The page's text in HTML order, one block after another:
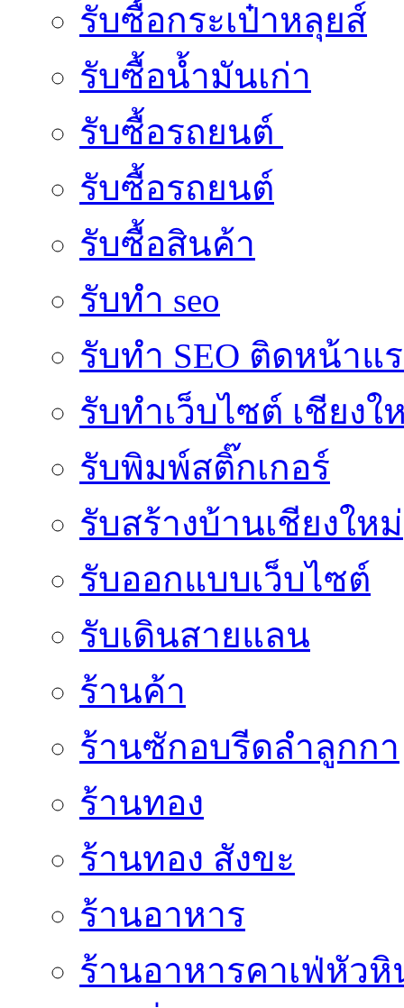
รับซื้อกระเป๋าหลุยส์
รับซื้อน้ำมันเก่า
รับซื้อรถยนต์
รับซื้อรถยนต์
รับซื้อสินค้า
รับทำ seo
รับทำ SEO ติดหน้าแ
รับทำเว็บไซต์ เชียงใ
รับพิมพ์สติ๊กเกอร์
รับสร้างบ้านเชียงใหม่
รับออกแบบเว็บไซต์
รับเดินสายแลน
ร้านค้า
ร้านซักอบรีดลำลูกกา
ร้านทอง
ร้านทอง สังขะ
ร้านอาหาร
ร้านอาหารคาเฟ่หัวหิ